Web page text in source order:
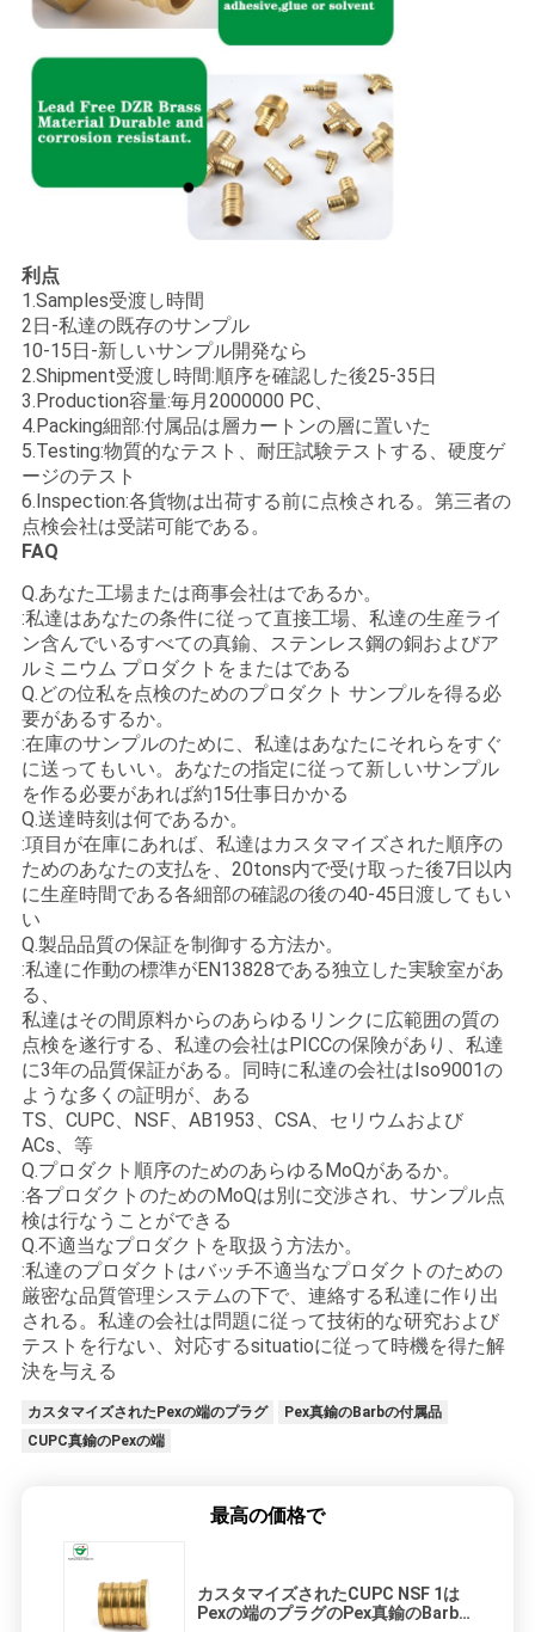
利点
1.Samples受渡し時間
2日-私達の既存のサンプル
10-15日-新しいサンプル開発なら
2.Shipment受渡し時間:順序を確認した後25-35日
3.Production容量:毎月2000000 PC、
4.Packing細部:付属品は層カートンの層に置いた
5.Testing:物質的なテスト、耐圧試験テストする、硬度ゲ
ージのテスト
6.Inspection:各貨物は出荷する前に点検される。第三者の
点検会社は受諾可能である。
FAQ
Q.あなた工場または商事会社はであるか。
:私達はあなたの条件に従って直接工場、私達の生産ライ
ン含んでいるすべての真鍮、ステンレス鋼の銅およびア
ルミニウム プロダクトをまたはである
Q.どの位私を点検のためのプロダクト サンプルを得る必
要があるするか。
:在庫のサンプルのために、私達はあなたにそれらをすぐ
に送ってもいい。あなたの指定に従って新しいサンプル
を作る必要があれば約15仕事日かかる
Q.送達時刻は何であるか。
:項目が在庫にあれば、私達はカスタマイズされた順序の
ためのあなたの支払を、20tons内で受け取った後7日以内
に生産時間である各細部の確認の後の40-45日渡してもい
い
Q.製品品質の保証を制御する方法か。
:私達に作動の標準がEN13828である独立した実験室があ
る、
私達はその間原料からのあらゆるリンクに広範囲の質の
点検を遂行する、私達の会社はPICCの保険があり、私達
に3年の品質保証がある。同時に私達の会社はIso9001の
ような多くの証明が、ある
TS、CUPC、NSF、AB1953、CSA、セリウムおよび
ACs、等
Q.プロダクト順序のためのあらゆるMoQがあるか。
:各プロダクトのためのMoQは別に交渉され、サンプル点
検は行なうことができる
Q.不適当なプロダクトを取扱う方法か。
:私達のプロダクトはバッチ不適当なプロダクトのための
厳密な品質管理システムの下で、連絡する私達に作り出
される。私達の会社は問題に従って技術的な研究および
テストを行ない、対応するsituatioに従って時機を得た解
決を与える
カスタマイズされたPexの端のプラグ
Pex真鍮のBarbの付属品
CUPC真鍮のPexの端
最高の価格で
カスタマイズされたCUPC NSF 1は
Pexの端のプラグのPex真鍮のBarb